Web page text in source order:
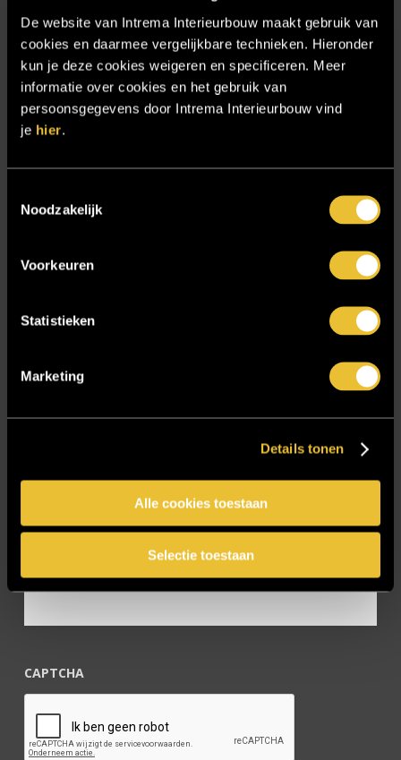
De website van Intrema Interieurbouw maakt gebruik van
cookies en daarmee vergelijkbare technieken. Hieronder
kun je deze cookies weigeren en specificeren. Meer
informatie over cookies en het gebruik van
persoonsgegevens door Intrema Interieurbouw vind
je hier.
Noodzakelijk
Voorkeuren
Statistieken
Marketing
Details tonen
Alle cookies toestaan
Selectie toestaan
Particulier project: Stijlvolle Woonvilla
Particulier project: Woonvilla met exclusief maatwerk
Projecten
Referenties
Samenwerken
TV lift
Vacature Allround monteur interieurbouwer
Blijf op de hoogte!
CAPTCHA